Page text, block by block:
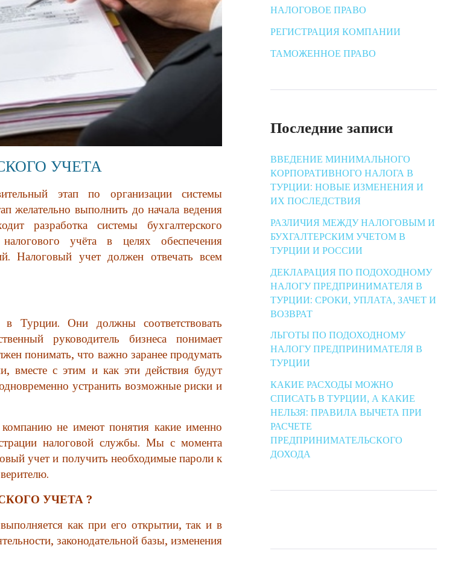
УЧЕТА
этап по организации системы
желательно выполнить до начала ведения
разработка системы бухгалтерского
учёта в целях обеспечения
Налоговый учет должен отвечать всем
в Турции. Они должны соответствовать
руководитель бизнеса понимает
понимать, что важно заранее продумать
вместе с этим и как эти действия будут
устранить возможные риски и
не имеют понятия какие именно
налоговой службы. Мы с момента
учет и получить необходимые пароли к
УЧЕТА ?
как при его открытии, так и в
законодательной базы, изменения
НАЛОГОВОЕ ПРАВО
РЕГИСТРАЦИЯ КОМПАНИИ
ТАМОЖЕННОЕ ПРАВО
Последние записи
ВВЕДЕНИЕ МИНИМАЛЬНОГО
КОРПОРАТИВНОГО НАЛОГА В
ТУРЦИИ: НОВЫЕ ИЗМЕНЕНИЯ И
ИХ ПОСЛЕДСТВИЯ
РАЗЛИЧИЯ МЕЖДУ НАЛОГОВЫМ И
БУХГАЛТЕРСКИМ УЧЕТОМ В
ТУРЦИИ И РОССИИ
ДЕКЛАРАЦИЯ ПО ПОДОХОДНОМУ
НАЛОГУ ПРЕДПРИНИМАТЕЛЯ В
ТУРЦИИ: СРОКИ, УПЛАТА, ЗАЧЕТ И
ВОЗВРАТ
ЛЬГОТЫ ПО ПОДОХОДНОМУ
НАЛОГУ ПРЕДПРИНИМАТЕЛЯ В
ТУРЦИИ
КАКИЕ РАСХОДЫ МОЖНО
СПИСАТЬ В ТУРЦИИ, А КАКИЕ
НЕЛЬЗЯ: ПРАВИЛА ВЫЧЕТА ПРИ
РАСЧЕТЕ
ПРЕДПРИНИМАТЕЛЬСКОГО
ДОХОДА